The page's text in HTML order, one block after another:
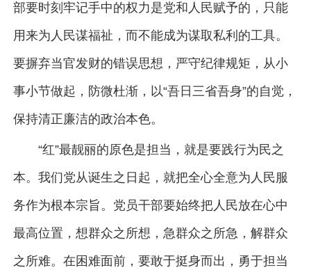
部要时刻牢记手中的权力是党和人民赋予的，只能
用来为人民谋福祉，而不能成为谋取私利的工具。
要摒弃当官发财的错误思想，严守纪律规矩，从小
事小节做起，防微杜渐，以“吾日三省吾身”的自觉，
保持清正廉洁的政治本色。
“红”最靓丽的原色是担当，就是要践行为民之
本。我们党从诞生之日起，就把全心全意为人民服
务作为根本宗旨。党员干部要始终把人民放在心中
最高位置，想群众之所想，急群众之所急，解群众
之所难。在困难面前，要敢于挺身而出，勇于担当